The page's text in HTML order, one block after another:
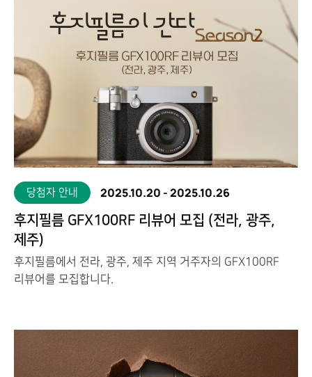
당첨자 안내 2025.10.20 -2025.10.26
후지필름 GFX100RF 리뷰어 모집 (전라, 광주,
제주)
후지필름에서 전라, 광주, 제주 지역 거주자의 GFX100RF
리뷰어를 모집합니다.